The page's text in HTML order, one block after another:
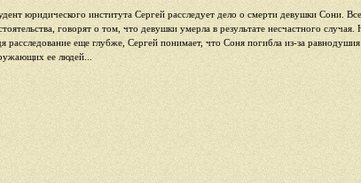
юридического института Сергей расследует дело о смерти девушки Сони.
говорят о том, что девушки умерла в результате несчастного случая.
расследование еще глубже, Сергей понимает, что Соня погибла из-за равнодушия
ее людей...